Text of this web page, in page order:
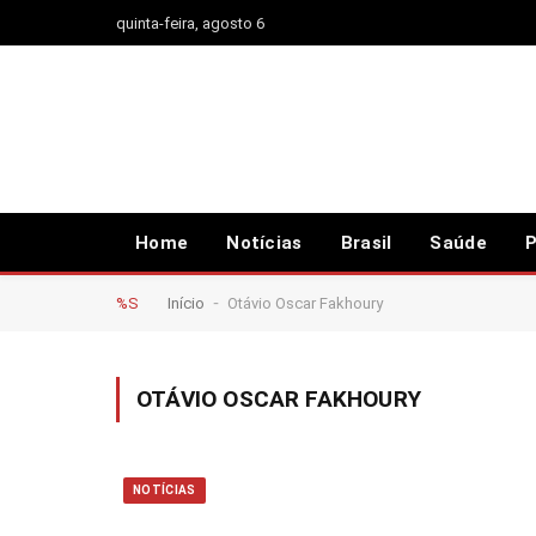
quinta-feira, agosto 6
Home Notícias Brasil Saúde
%S Início - Otávio Oscar Fakhoury
OTÁVIO OSCAR FAKHOURY
NOTÍCIAS